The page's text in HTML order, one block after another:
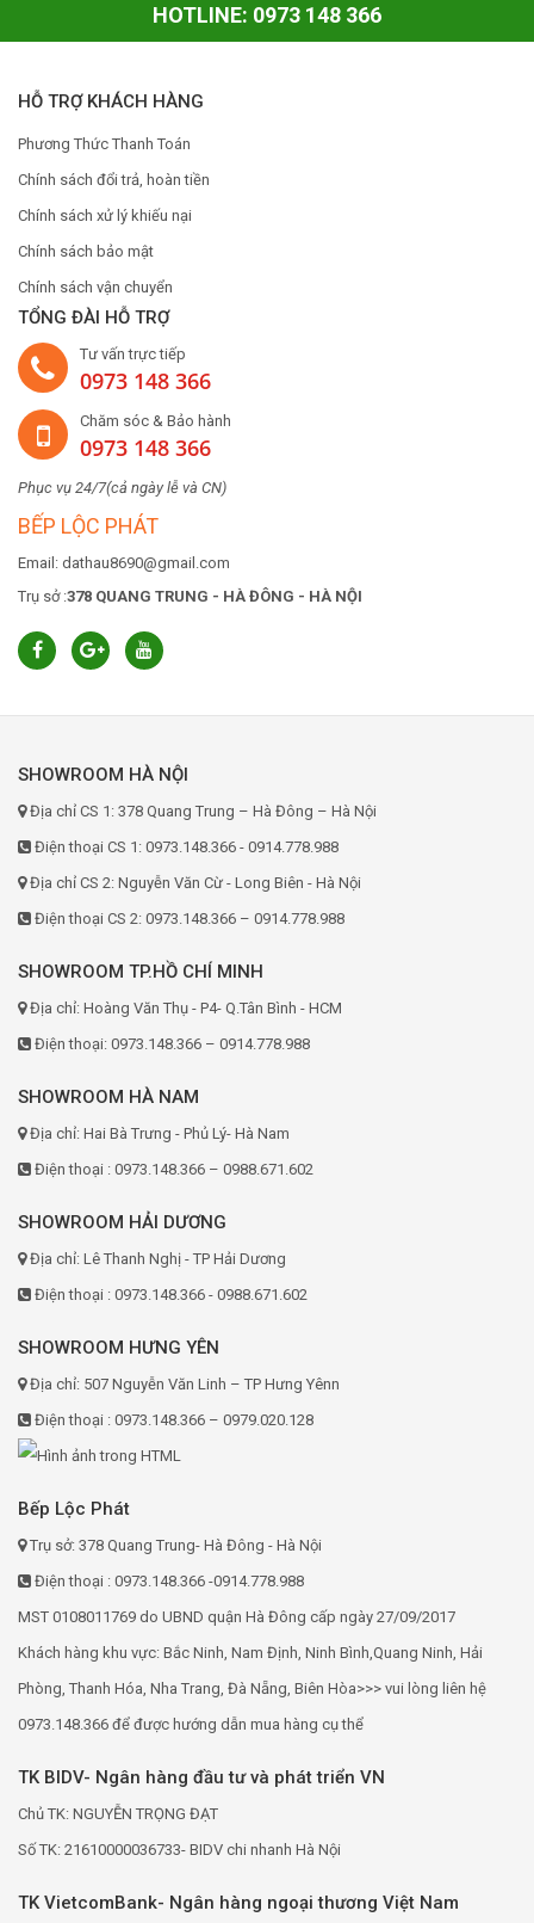
HOTLINE: 0973 148 366
HỖ TRỢ KHÁCH HÀNG
Phương Thức Thanh Toán
Chính sách đổi trả, hoàn tiền
Chính sách xử lý khiếu nại
Chính sách bảo mật
Chính sách vận chuyển
TỔNG ĐÀI HỖ TRỢ
Tư vấn trực tiếp
0973 148 366
Chăm sóc & Bảo hành
0973 148 366
Phục vụ 24/7(cả ngày lễ và CN)
BẾP LỘC PHÁT
Email: dathau8690@gmail.com
Trụ sở :378 QUANG TRUNG - HÀ ĐÔNG - HÀ NỘI
SHOWROOM HÀ NỘI
Địa chỉ CS 1: 378 Quang Trung – Hà Đông – Hà Nội
Điện thoại CS 1: 0973.148.366 - 0914.778.988
Địa chỉ CS 2: Nguyễn Văn Cừ - Long Biên - Hà Nội
Điện thoại CS 2: 0973.148.366 – 0914.778.988
SHOWROOM TP.HỒ CHÍ MINH
Địa chỉ: Hoàng Văn Thụ - P4- Q.Tân Bình - HCM
Điện thoại: 0973.148.366 – 0914.778.988
SHOWROOM HÀ NAM
Địa chỉ: Hai Bà Trưng - Phủ Lý- Hà Nam
Điện thoại : 0973.148.366 – 0988.671.602
SHOWROOM HẢI DƯƠNG
Địa chỉ: Lê Thanh Nghị - TP Hải Dương
Điện thoại : 0973.148.366 - 0988.671.602
SHOWROOM HƯNG YÊN
Địa chỉ: 507 Nguyễn Văn Linh – TP Hưng Yênn
Điện thoại : 0973.148.366 – 0979.020.128
Bếp Lộc Phát
Trụ sở: 378 Quang Trung- Hà Đông - Hà Nội
Điện thoại : 0973.148.366 -0914.778.988
MST 0108011769 do UBND quận Hà Đông cấp ngày 27/09/2017
Khách hàng khu vực: Bắc Ninh, Nam Định, Ninh Bình,Quang Ninh, Hải
Phòng, Thanh Hóa, Nha Trang, Đà Nẵng, Biên Hòa>>> vui lòng liên hệ
0973.148.366 để được hướng dẫn mua hàng cụ thể
TK BIDV- Ngân hàng đầu tư và phát triển VN
Chủ TK: NGUYỄN TRỌNG ĐẠT
Số TK: 21610000036733- BIDV chi nhanh Hà Nội
TK VietcomBank- Ngân hàng ngoại thương Việt Nam